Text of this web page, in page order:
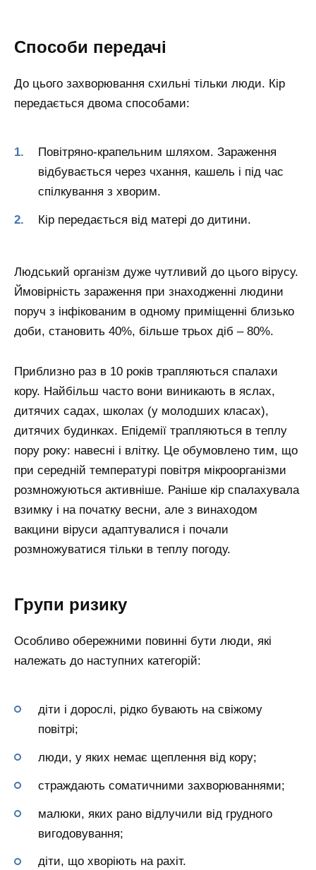
Способи передачі
До цього захворювання схильні тільки люди. Кір
передається двома способами:
Повітряно-крапельним шляхом. Зараження
відбувається через чхання, кашель і під час
спілкування з хворим.
Кір передається від матері до дитини.
Людський організм дуже чутливий до цього вірусу.
Ймовірність зараження при знаходженні людини
поруч з інфікованим в одному приміщенні близько
доби, становить 40%, більше трьох діб – 80%.
Приблизно раз в 10 років трапляються спалахи
кору. Найбільш часто вони виникають в яслах,
дитячих садах, школах (у молодших класах),
дитячих будинках. Епідемії трапляються в теплу
пору року: навесні і влітку. Це обумовлено тим, що
при середній температурі повітря мікроорганізми
розмножуються активніше. Раніше кір спалахувала
взимку і на початку весни, але з винаходом
вакцини віруси адаптувалися і почали
розмножуватися тільки в теплу погоду.
Групи ризику
Особливо обережними повинні бути люди, які
належать до наступних категорій:
діти і дорослі, рідко бувають на свіжому
повітрі;
люди, у яких немає щеплення від кору;
страждають соматичними захворюваннями;
малюки, яких рано відлучили від грудного
вигодовування;
діти, що хворіють на рахіт.